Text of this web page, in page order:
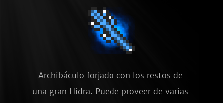
Archibáculo forjado con los restos de
una gran Hidra. Puede proveer de varias